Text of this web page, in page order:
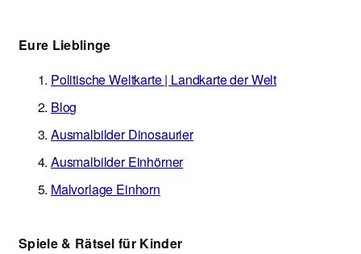
Eure Lieblinge
Politische Weltkarte | Landkarte der Welt
Blog
Ausmalbilder Dinosaurier
Ausmalbilder Einhörner
Malvorlage Einhorn
Spiele & Rätsel für Kinder